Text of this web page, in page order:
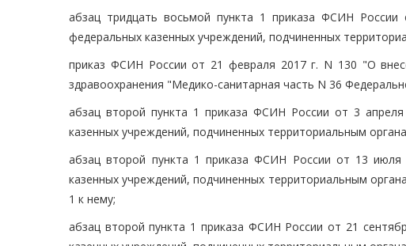
абзац тридцать восьмой пункта 1 приказа ФСИН
федеральных казенных учреждений, подчиненных
приказ ФСИН России от 21 февраля 2017 г. N 130 "О
здравоохранения "Медико-санитарная часть N 36
абзац второй пункта 1 приказа ФСИН России от 3
казенных учреждений, подчиненных территориальным
абзац второй пункта 1 приказа ФСИН России от 13
казенных учреждений, подчиненных территориальным
1 к нему;
абзац второй пункта 1 приказа ФСИН России от 21